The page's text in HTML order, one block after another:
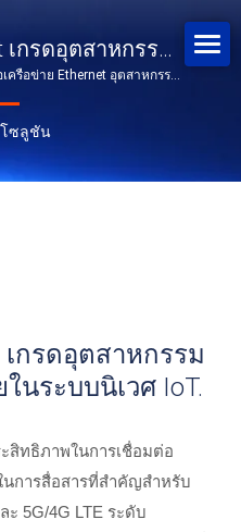
กรดอุตสาหกรรม
นระบบนิเวศ IoT.
ครือข่าย Ethernet อุตสาหกรรม
โซลูชัน
กรดอุตสาหกรรม
นระบบนิเวศ IoT.
สิทธิภาพในการเชื่อมต่อ
นการสื่อสารที่สำคัญสำหรับ
5G/4G LTE ระดับ